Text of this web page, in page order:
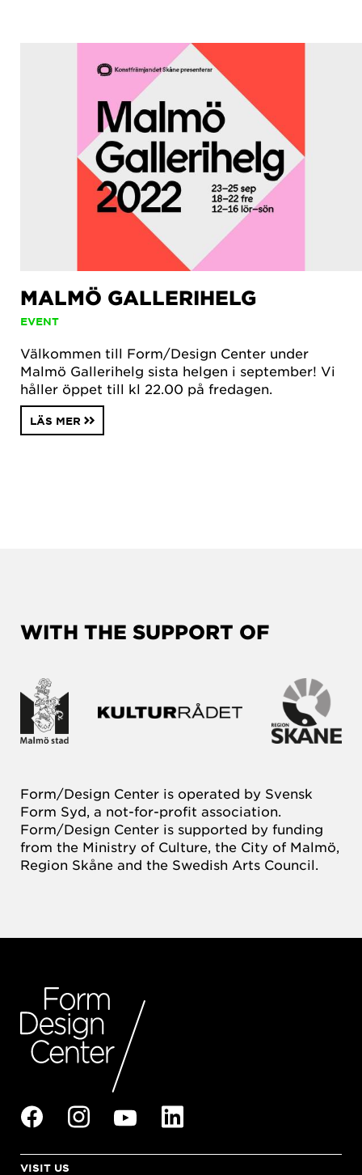
MALMÖ GALLERIHELG
EVENT
Välkommen till Form/Design Center under
Malmö Gallerihelg sista helgen i september! Vi
håller öppet till kl 22.00 på fredagen.
LÄS MER
WITH THE SUPPORT OF
Form/Design Center is operated by Svensk
Form Syd, a not-for-profit association.
Form/Design Center is supported by funding
from the Ministry of Culture, the City of Malmö,
Region Skåne and the Swedish Arts Council.
VISIT US